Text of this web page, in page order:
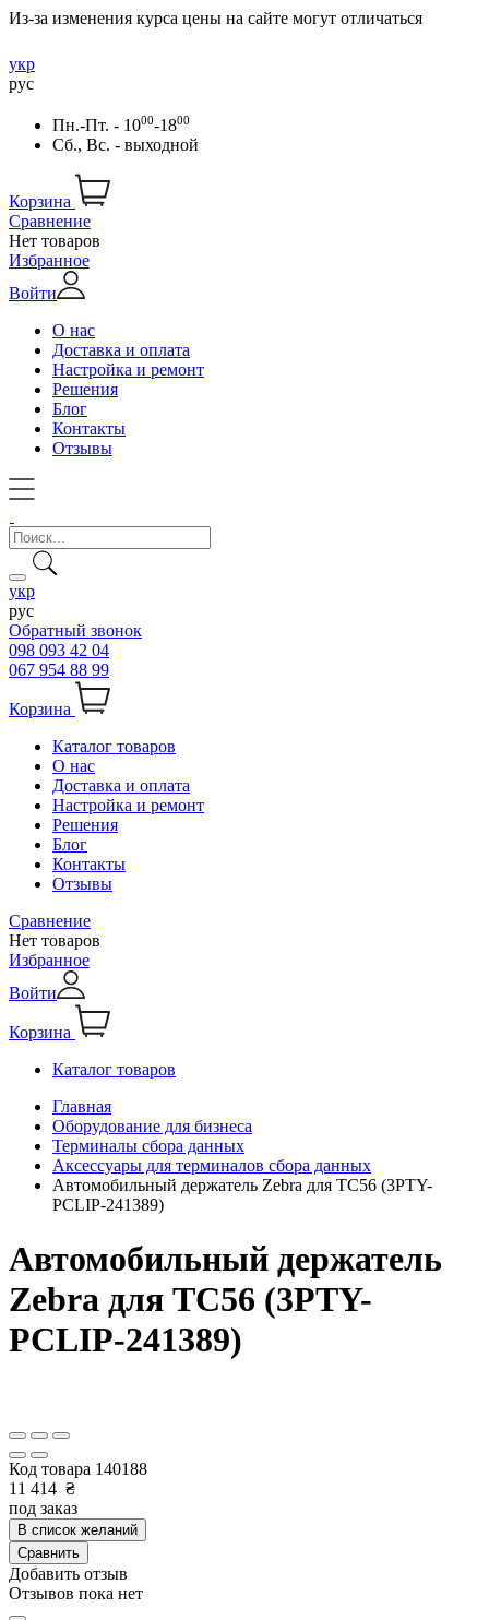
Из-за изменения курса цены на сайте могут отличаться
укр
рус
Пн.-Пт. - 1000-1800
Сб., Вс. - выходной
Корзина
Сравнение
Нет товаров
Избранное
Войти
О нас
Доставка и оплата
Настройка и ремонт
Решения
Блог
Контакты
Отзывы
укр
рус
Обратный звонок
098 093 42 04
067 954 88 99
Корзина
Каталог товаров
О нас
Доставка и оплата
Настройка и ремонт
Решения
Блог
Контакты
Отзывы
Сравнение
Нет товаров
Избранное
Войти
Корзина
Каталог товаров
Главная
Оборудование для бизнеса
Терминалы сбора данных
Аксессуары для терминалов сбора данных
Автомобильный держатель Zebra для TC56 (3PTY-
PCLIP-241389)
Автомобильный держатель
Zebra для TC56 (3PTY-
PCLIP-241389)
Код товара 140188
11 414 ₴
под заказ
В список желаний
Сравнить
Добавить отзыв
Отзывов пока нет